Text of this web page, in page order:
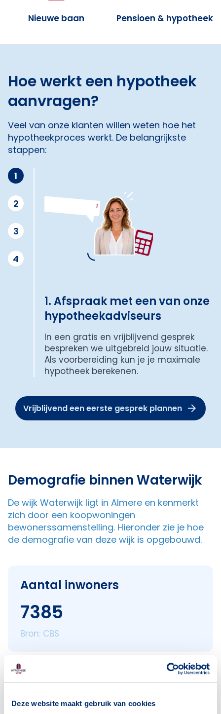
Deze website maakt gebruik van cookies
Nieuwe baan Pensioen & hypotheek
Hoe werkt een hypotheek
aanvragen?
Veel van onze klanten willen weten hoe het
hypotheekproces werkt. De belangrijkste
stappen:
1
2
3
4
1. Afspraak met een van onze
hypotheekadviseurs
In een gratis en vrijblijvend gesprek
bespreken we uitgebreid jouw situatie.
Als voorbereiding kun je je maximale
hypotheek berekenen.
Vrijblijvend een eerste gesprek plannen
Demografie binnen Waterwijk
De wijk Waterwijk ligt in Almere en kenmerkt
zich door een koopwoningen
bewonerssamenstelling. Hieronder zie je hoe
de demografie van deze wijk is opgebouwd.
Aantal inwoners
7385
Bron: CBS
Leeftijden
< 18 jaar